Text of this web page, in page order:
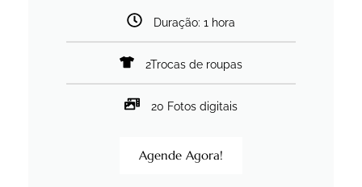
Duração: 1 hora
2Trocas de roupas
20 Fotos digitais
Agende Agora!